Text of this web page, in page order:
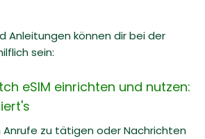
Anleitungen können dir bei der
sein:
eSIM einrichten und nutzen:
Anrufe zu tätigen oder Nachrichten